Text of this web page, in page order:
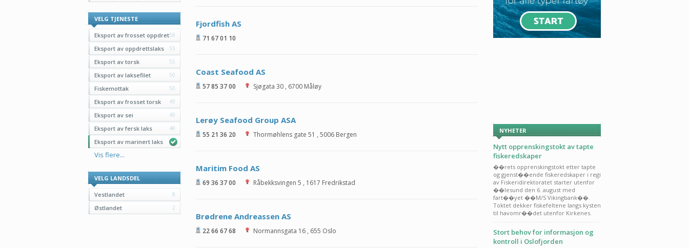
VELG TJENESTE
Eksport av frosset oppdret58
Eksport av oppdrettslaks 55
Eksport av torsk 55
Eksport av laksefilet 50
Fiskemottak 50
Eksport av frosset torsk 49
Eksport av sei 49
Eksport av fersk laks 48
Eksport av marinert laks
Vis flere...
VELG LANDSDEL
Vestlandet 8
Østlandet 2
Fjordfish AS
71 67 01 10
Coast Seafood AS
57 85 37 00 Sjøgata 30 , 6700 Måløy
Lerøy Seafood Group ASA
55 21 36 20 Thormøhlens gate 51 , 5006 Bergen
Maritim Food AS
69 36 37 00 Råbekksvingen 5 , 1617 Fredrikstad
Brødrene Andreassen AS
22 66 67 68 Normannsgata 16 , 655 Oslo
NYHETER
Nytt opprenskingstokt av tapte
fiskeredskaper
��rets opprenskingstokt etter tapte
og gjenst��ende fiskeredskaper i regi
av Fiskeridirektoratet starter utenfor
��lesund den 6. august med
fart��yet ��M/S Vikingbank��.
Toktet dekker fiskefeltene langs kysten
til havomr��det utenfor Kirkenes.
Stort behov for informasjon og
kontroll i Oslofjorden